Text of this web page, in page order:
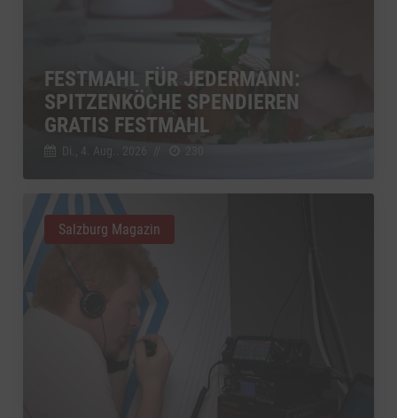
FESTMAHL FÜR JEDERMANN:
SPITZENKÖCHE SPENDIEREN
GRATIS FESTMAHL
Di., 4. Aug.. 2026
Salzburg Magazin